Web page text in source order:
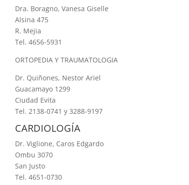
Dra. Boragno, Vanesa Giselle
Alsina 475
R. Mejia
Tel. 4656-5931
ORTOPEDIA Y TRAUMATOLOGIA
Dr. Quiñones, Nestor Ariel
Guacamayo 1299
Ciudad Evita
Tel. 2138-0741 y 3288-9197
CARDIOLOGÍA
Dr. Viglione, Caros Edgardo
Ombu 3070
San Justo
Tel. 4651-0730